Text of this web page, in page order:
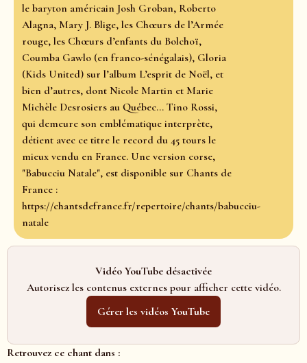
le baryton américain Josh Groban, Roberto
Alagna, Mary J. Blige, les Chœurs de l’Armée
rouge, les Chœurs d’enfants du Bolchoï,
Coumba Gawlo (en franco-sénégalais), Gloria
(Kids United) sur l’album L’esprit de Noël, et
bien d’autres, dont Nicole Martin et Marie
Michèle Desrosiers au Québec… Tino Rossi,
qui demeure son emblématique interprète,
détient avec ce titre le record du 45 tours le
mieux vendu en France. Une version corse,
"Babucciu Natale", est disponible sur Chants de
France :
https://chantsdefrance.fr/repertoire/chants/babucciu-
natale
Vidéo YouTube désactivée
Autorisez les contenus externes pour afficher cette vidéo.
Gérer les vidéos YouTube
Retrouvez ce chant dans :